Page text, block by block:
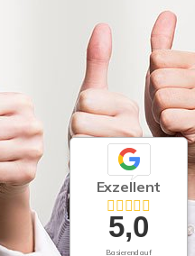
Exzellent
5,0
Basierend auf